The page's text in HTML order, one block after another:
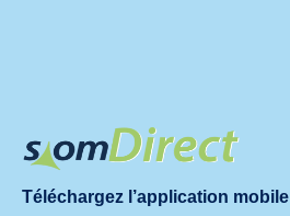
Téléchargez l’application mobile